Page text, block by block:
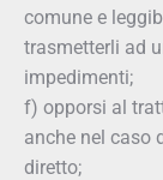
comune e
trasmetterli ad
impedimenti;
f) opporsi al
anche nel caso
diretto;